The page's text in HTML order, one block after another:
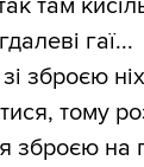
гаї...
зброєю
тому
зброєю на